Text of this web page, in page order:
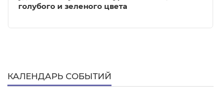
голубого и зеленого цвета
КАЛЕНДАРЬ СОБЫТИЙ